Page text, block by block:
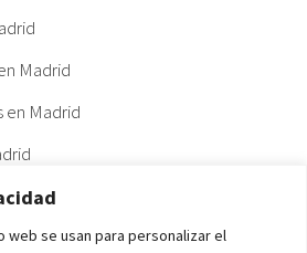
se usan para personalizar el
Madrid
en Madrid
Madrid